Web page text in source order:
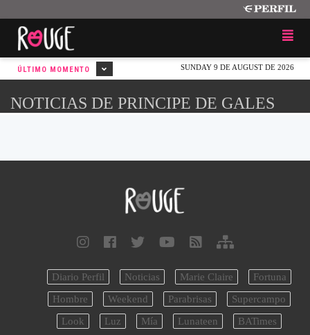
SUNDAY 9 DE AUGUST DE 2026
ÚLTIMO MOMENTO
NOTICIAS DE PRINCIPE DE GALES
Diario Perfil Noticias Marie Claire
Fortuna
Hombre
Weekend Parabrisas
Supercampo
Look
Luz Mía Lunateen BATimes